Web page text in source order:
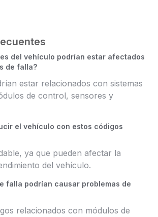
del vehículo podrían estar afectados
de falla?
estar relacionados con sistemas
de control, sensores y
el vehículo con estos códigos
ya que pueden afectar la
del vehículo.
falla podrían causar problemas de
relacionados con módulos de